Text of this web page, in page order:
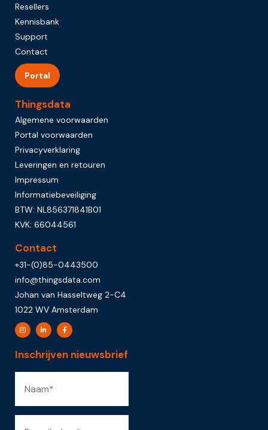
Resellers
Kennisbank
Support
Contact
Portal
Thingsdata
Algemene voorwaarden
Portal voorwaarden
Privacyverklaring
Leveringen en retouren
Impressum
Informatiebeveiliging
BTW: NL856371841B01
KVK: 66044561
Contact
+31-(0)85-0443500
info@thingsdata.com
Johan van Hasseltweg 2-C4
1022 WV Amsterdam
Inschrijven nieuwsbrief